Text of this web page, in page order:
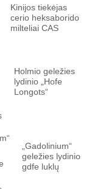
Kinijos tiekėjas
cerio heksaborido
milteliai CAS
Holmio geležies
lydinio „Hofe
Longots“
„Gadolinium“
geležies lydinio
gdfe luklų